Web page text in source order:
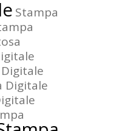
Stampa
Digitale